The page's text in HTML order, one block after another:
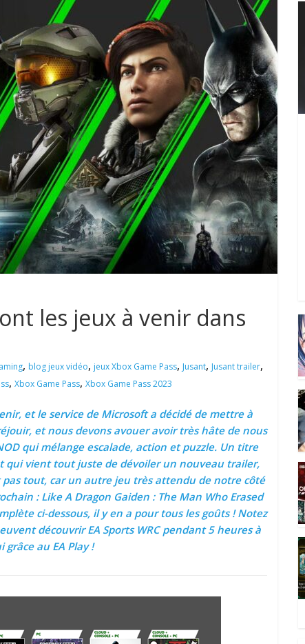
les jeux à venir dans
, blog jeux vidéo, jeux Xbox Game Pass, Jusant, Jusant trailer,
, Xbox Game Pass, Xbox Game Pass 2023
et le service de Microsoft a décidé de mettre à
et nous devons avouer avoir très hâte de nous
qui mélange escalade, action et puzzle. Un titre
qui vient tout juste de dévoiler un nouveau trailer,
pas tout, car un autre jeu très attendu de notre côté
: Like A Dragon Gaiden : The Man Who Erased
ci-dessous, il y en a pour tous les goûts ! Notez
découvrir EA Sports WRC pendant 5 heures à
grâce au EA Play !